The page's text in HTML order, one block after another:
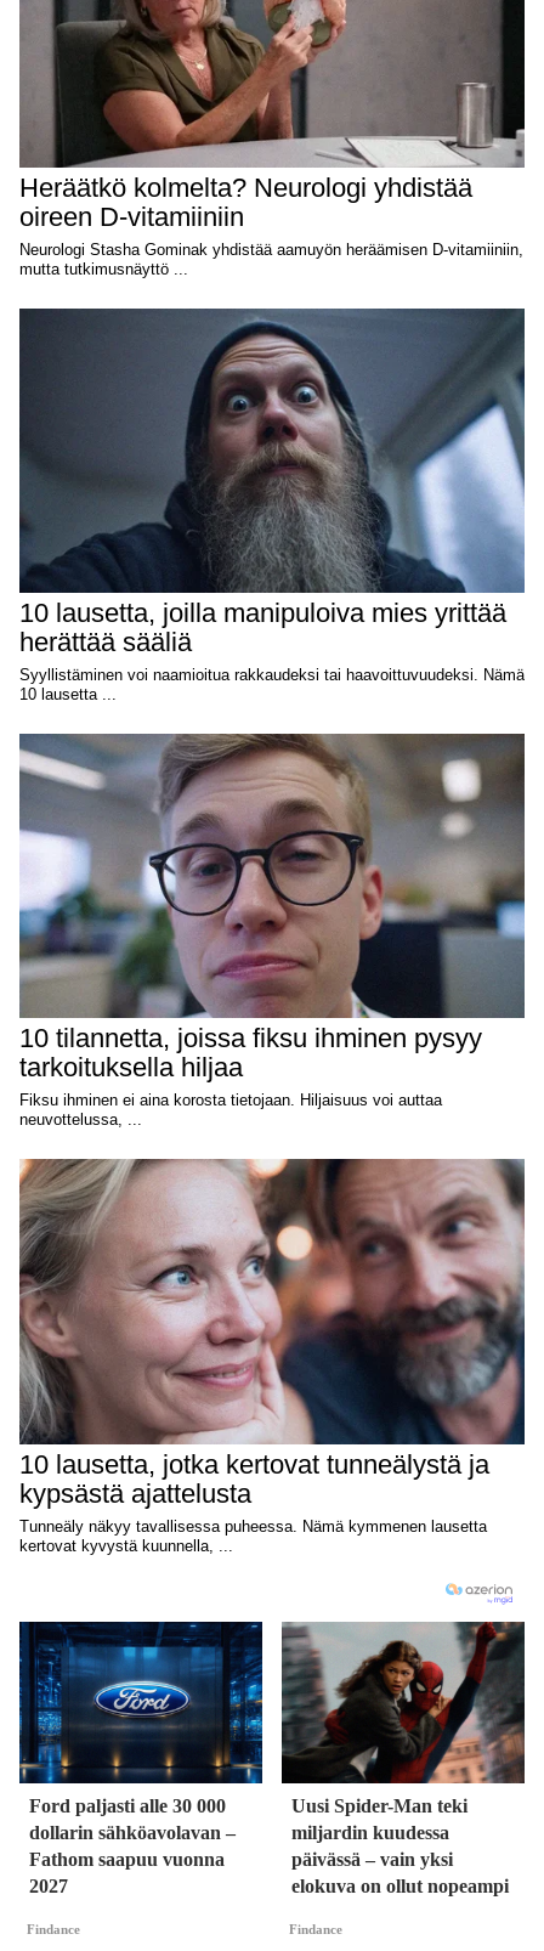
Ford paljasti alle 30 000
dollarin sähköavolavan –
Fathom saapuu vuonna
2027
Findance
Uusi Spider-Man teki
miljardin kuudessa
päivässä – vain yksi
elokuva on ollut nopeampi
Findance